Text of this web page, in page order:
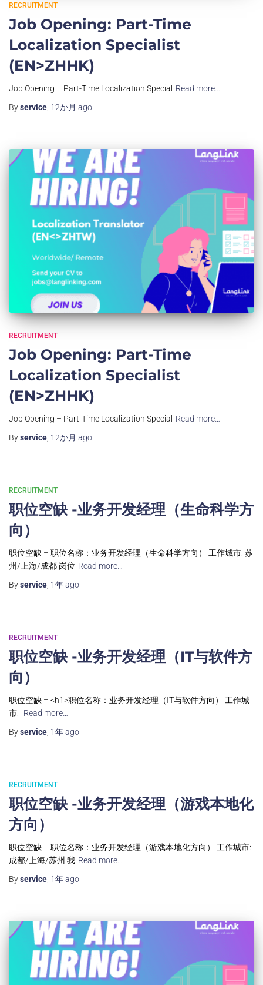
RECRUITMENT
Job Opening: Part-Time
Localization Specialist
(EN>ZHHK)
Job Opening – Part-Time Localization Special
Read more…
Byservice 12か月 ago
RECRUITMENT
Job Opening: Part-Time
Localization Specialist
(EN>ZHHK)
Job Opening – Part-Time Localization Special
Read more…
Byservice, 12か月 ago
RECRUITMENT
职位空缺 -业务开发经理（生命科学方
向）
职位空缺 – 职位名称：业务开发经理（生命科学方向） 工作城市: 苏
州/上海/成都 岗位 Read more…
Byservice, 1年ago
RECRUITMENT
职位空缺 -业务开发经理（IT与软件方
向）
职位空缺 – <h1>职位名称：业务开发经理（IT与软件方向） 工作城
市:
Read more…
Byservice, 1年ago
RECRUITMENT
职位空缺 -业务开发经理（游戏本地化
方向）
职位空缺 – 职位名称：业务开发经理（游戏本地化方向） 工作城市:
成都/上海/苏州 我 Read more…
Byservice, 1年ago